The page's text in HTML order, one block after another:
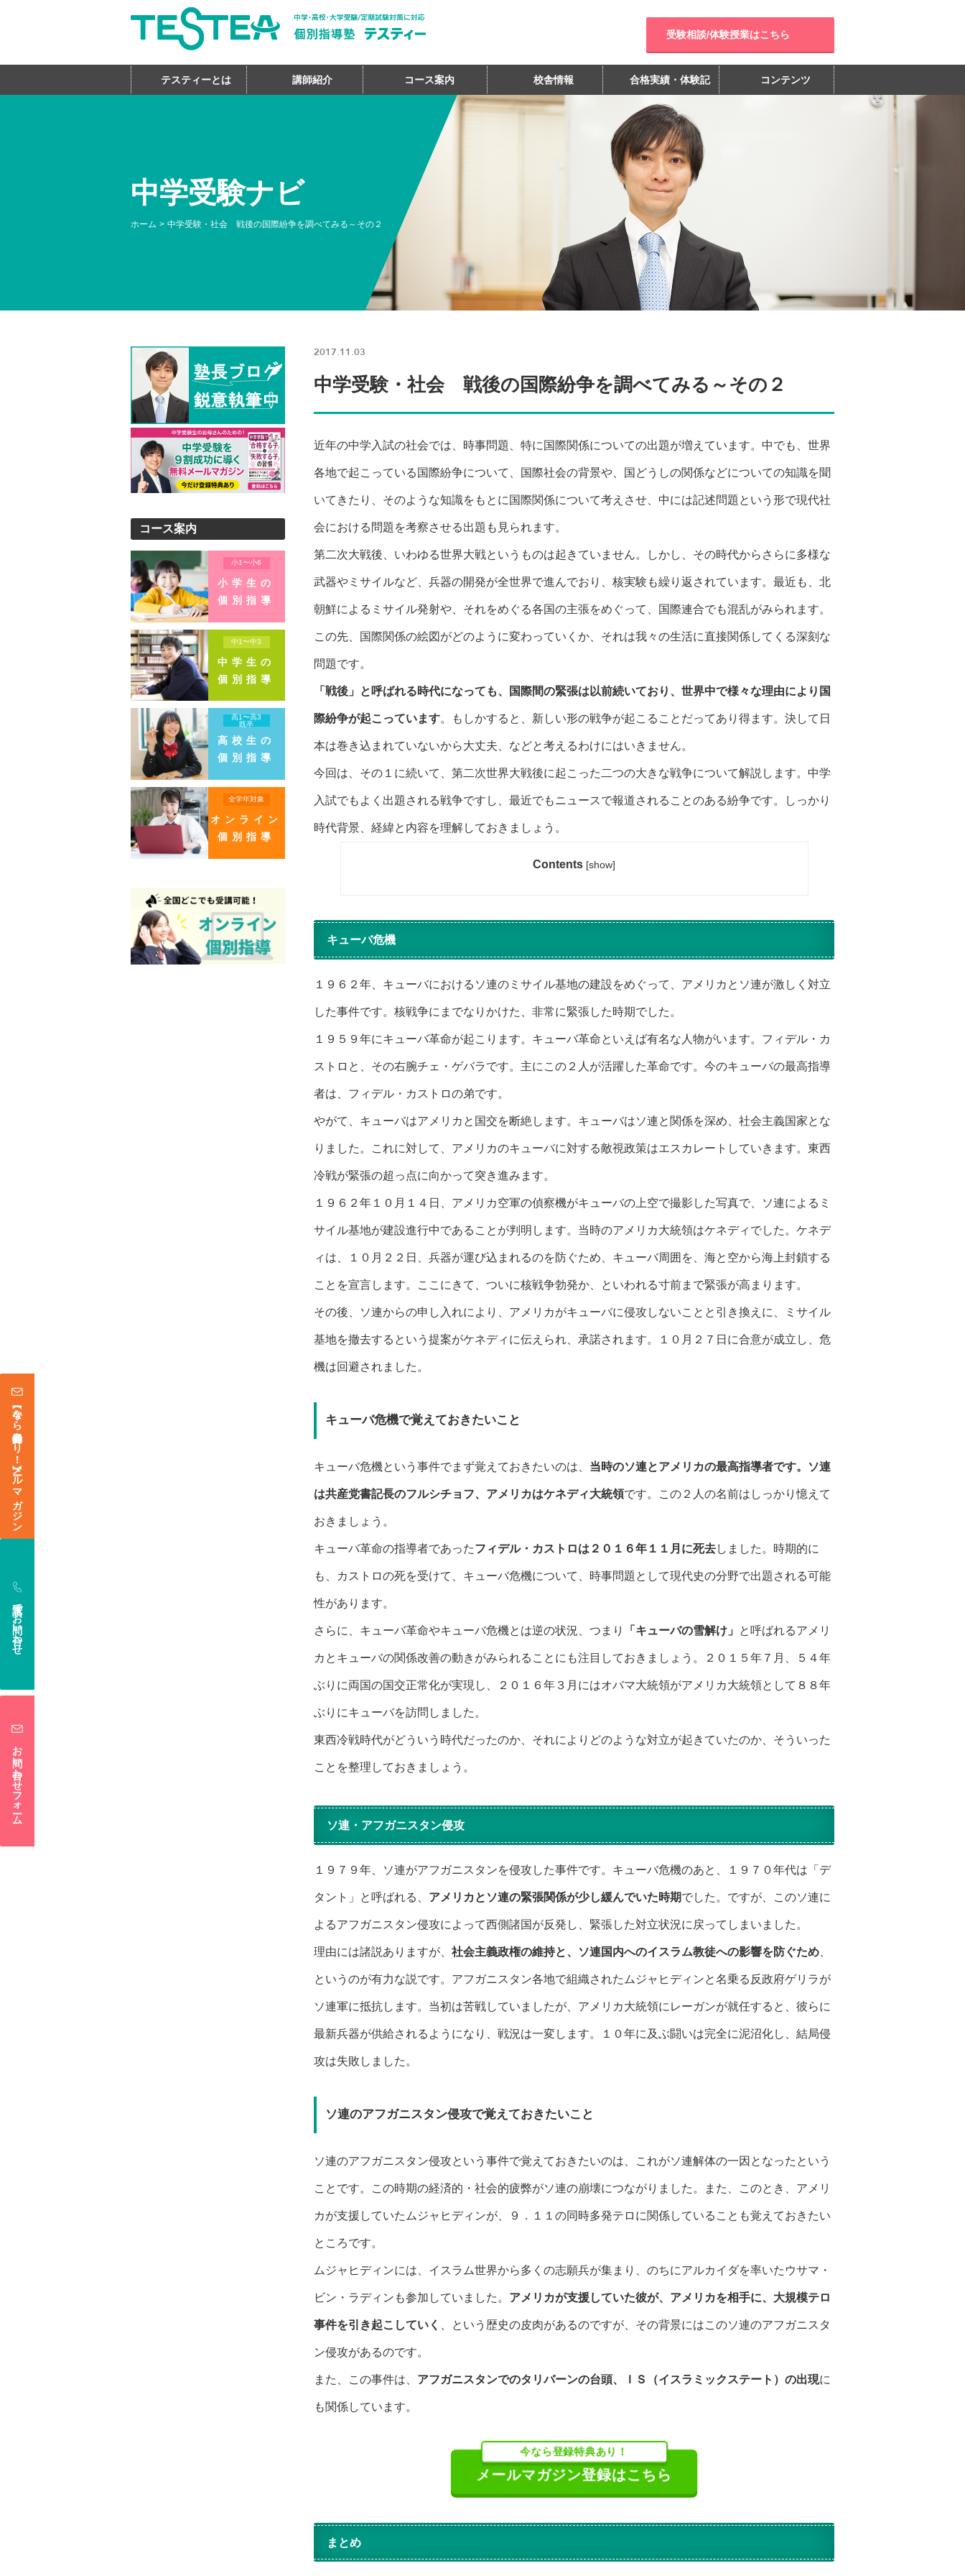
受験相談/体験授業はこちら
テスティーとは 講師紹介 コース案内 校舎情報 合格実績・体験記 コンテンツ
中学受験ナビ
ホーム 中学受験・社会 戦後の国際紛争を調べてみる～その２
コース案内
小1〜小6
小学生の
個別指導
中1〜中3
中学生の
個別指導
高1〜高3
既卒
高校生の
個別指導
全学年対象
オンライン
個別指導
2017.11.03
中学受験・社会 戦後の国際紛争を調べてみる～その２
近年の中学入試の社会では、時事問題、特に国際関係についての出題が増えています。中でも、世界
各地で起こっている国際紛争について、国際社会の背景や、国どうしの関係などについての知識を聞
いてきたり、そのような知識をもとに国際関係について考えさせ、中には記述問題という形で現代社
会における問題を考察させる出題も見られます。
第二次大戦後、いわゆる世界大戦というものは起きていません。しかし、その時代からさらに多様な
武器やミサイルなど、兵器の開発が全世界で進んでおり、核実験も繰り返されています。最近も、北
朝鮮によるミサイル発射や、それをめぐる各国の主張をめぐって、国際連合でも混乱がみられます。
この先、国際関係の絵図がどのように変わっていくか、それは我々の生活に直接関係してくる深刻な
問題です。
「戦後」と呼ばれる時代になっても、国際間の緊張は以前続いており、世界中で様々な理由により国
際紛争が起こっています。もしかすると、新しい形の戦争が起こることだってあり得ます。決して日
本は巻き込まれていないから大丈夫、などと考えるわけにはいきません。
今回は、その１に続いて、第二次世界大戦後に起こった二つの大きな戦争について解説します。中学
入試でもよく出題される戦争ですし、最近でもニュースで報道されることのある紛争です。しっかり
時代背景、経緯と内容を理解しておきましょう。
Contents [show]
キューバ危機
１９６２年、キューバにおけるソ連のミサイル基地の建設をめぐって、アメリカとソ連が激しく対立
した事件です。核戦争にまでなりかけた、非常に緊張した時期でした。
１９５９年にキューバ革命が起こります。キューバ革命といえば有名な人物がいます。フィデル・カ
ストロと、その右腕チェ・ゲバラです。主にこの２人が活躍した革命です。今のキューバの最高指導
者は、フィデル・カストロの弟です。
やがて、キューバはアメリカと国交を断絶します。キューバはソ連と関係を深め、社会主義国家とな
りました。これに対して、アメリカのキューバに対する敵視政策はエスカレートしていきます。東西
冷戦が緊張の超っ点に向かって突き進みます。
１９６２年１０月１４日、アメリカ空軍の偵察機がキューバの上空で撮影した写真で、ソ連によるミ
サイル基地が建設進行中であることが判明します。当時のアメリカ大統領はケネディでした。ケネデ
ィは、１０月２２日、兵器が運び込まれるのを防ぐため、キューバ周囲を、海と空から海上封鎖する
ことを宣言します。ここにきて、ついに核戦争勃発か、といわれる寸前まで緊張が高まります。
その後、ソ連からの申し入れにより、アメリカがキューバに侵攻しないことと引き換えに、ミサイル
基地を撤去するという提案がケネディに伝えられ、承諾されます。１０月２７日に合意が成立し、危
機は回避されました。
キューバ危機で覚えておきたいこと
キューバ危機という事件でまず覚えておきたいのは、 当時のソ連とアメリカの最高指導者です。ソ連
は共産党書記長のフルシチョフ、アメリカはケネディ大統領です。この２人の名前はしっかり憶えて
おきましょう。
キューバ革命の指導者であったフィデル・カストロは２０１６年１１月に死去しました。時期的に
も、カストロの死を受けて、キューバ危機について、時事問題として現代史の分野で出題される可能
性があります。
さらに、キューバ革命やキューバ危機とは逆の状況、つまり 「キューバの雪解け」 と呼ばれるアメリ
カとキューバの関係改善の動きがみられることにも注目しておきましょう。２０１５年７月、５４年
ぶりに両国の国交正常化が実現し、２０１６年３月にはオバマ大統領がアメリカ大統領として８８年
ぶりにキューバを訪問しました。
東西冷戦時代がどういう時代だったのか、それによりどのような対立が起きていたのか、そういった
ことを整理しておきましょう。
ソ連・アフガニスタン侵攻
１９７９年、ソ連がアフガニスタンを侵攻した事件です。キューバ危機のあと、１９７０年代は「デ
タント」と呼ばれる、 アメリカとソ連の緊張関係が少し緩んでいた時期でした。ですが、このソ連に
よるアフガニスタン侵攻によって西側諸国が反発し、緊張した対立状況に戻ってしまいました。
理由には諸説ありますが、 社会主義政権の維持と、ソ連国内へのイスラム教徒への影響を防ぐため
というのが有力な説です。アフガニスタン各地で組織されたムジャヒディンと名乗る反政府ゲリラが
ソ連軍に抵抗します。当初は苦戦していましたが、アメリカ大統領にレーガンが就任すると、彼らに
最新兵器が供給されるようになり、戦況は一変します。１０年に及ぶ闘いは完全に泥沼化し、結局侵
攻は失敗しました。
ソ連のアフガニスタン侵攻で覚えておきたいこと
ソ連のアフガニスタン侵攻という事件で覚えておきたいのは、これがソ連解体の一因となったという
ことです。この時期の経済的・社会的疲弊がソ連の崩壊につながりました。また、このとき、アメリ
カが支援していたムジャヒディンが、９．１１の同時多発テロに関係していることも覚えておきたい
ところです。
ムジャヒディンには、イスラム世界から多くの志願兵が集まり、のちにアルカイダを率いたウサマ・
ビン・ラディンも参加していました。 アメリカが支援していた彼が、アメリカを相手に、大規模テロ
事件を引き起こしていく 、という歴史の皮肉があるのですが、その背景にはこのソ連のアフガニスタ
ン侵攻があるのです。
また、この事件は、 アフガニスタンでのタリバーンの台頭、ＩＳ（イスラミックステート）の出現に
も関係しています。
今なら登録特典あり！
メールマガジン登録はこちら
まとめ
【今なら登録特典あり！】メールマガジン
電話でお問い合わせ
お問い合わせフォーム